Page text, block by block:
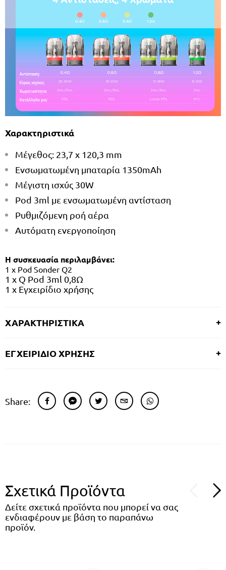
Χαρακτηριστικά
Μέγεθος: 23,7 x 120,3 mm
Ενσωματωμένη μπαταρία 1350mAh
Μέγιστη ισχύς 30W
Pod 3ml με ενσωματωμένη αντίσταση
Ρυθμιζόμενη ροή αέρα
Αυτόματη ενεργοποίηση
Η συσκευασία περιλαμβάνει:
1 x Pod Sonder Q2
1 x Q Pod 3ml 0,8Ω
1 x Εγχειρίδιο χρήσης
ΧΑΡΑΚΤΗΡΙΣΤΙΚΑ
ΕΓΧΕΙΡΙΔΙΟ ΧΡΗΣΗΣ
Share:
Σχετικά Προϊόντα
Δείτε σχετικά προϊόντα που μπορεί να σας
ενδιαφέρουν με βάση το παραπάνω
προϊόν.